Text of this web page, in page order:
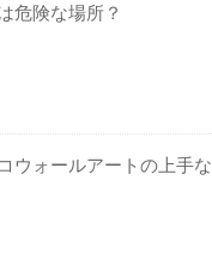
危険な場所？
ウォールアートの上手な